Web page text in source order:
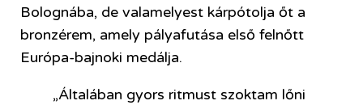
Bolognába, de valamelyest kárpótolja őt a
bronzérem, amely pályafutása első felnőtt
Európa-bajnoki medálja.
„Általában gyors ritmust szoktam lőni